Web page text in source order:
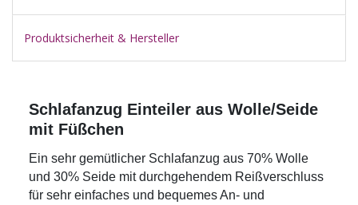
Produktsicherheit & Hersteller
Schlafanzug Einteiler aus Wolle/Seide
mit Füßchen
Ein sehr gemütlicher Schlafanzug aus 70% Wolle
und 30% Seide mit durchgehendem Reißverschluss
für sehr einfaches und bequemes An- und